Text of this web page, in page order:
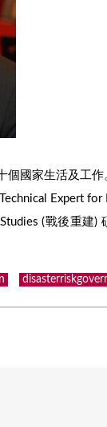
國家生活及工作
Expert for
(戰後重建